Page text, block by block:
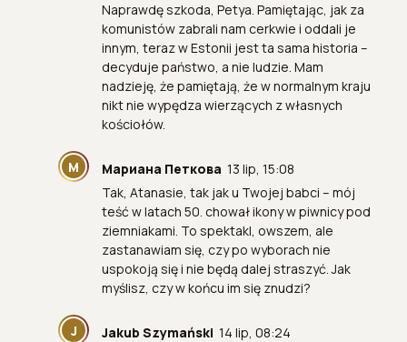
Naprawdę szkoda, Petya. Pamiętając, jak za
komunistów zabrali nam cerkwie i oddali je
innym, teraz w Estonii jest ta sama historia –
decyduje państwo, a nie ludzie. Mam
nadzieję, że pamiętają, że w normalnym kraju
nikt nie wypędza wierzących z własnych
kościołów.
М Мариана Петкова 13 lip, 15:08
Tak, Atanasie, tak jak u Twojej babci – mój
teść w latach 50. chował ikony w piwnicy pod
ziemniakami. To spektakl, owszem, ale
zastanawiam się, czy po wyborach nie
uspokoją się i nie będą dalej straszyć. Jak
myślisz, czy w końcu im się znudzi?
J Jakub Szymański 14 lip, 08:24